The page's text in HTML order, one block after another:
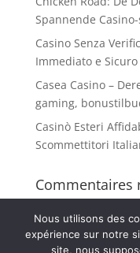
Spannende
Casino Senza
Immediato e Sicuro
Casea Casino –
gaming,
Casinò Esteri
Scommettitori
Commentaires
Nous utilisons des
expérience sur notre
site, nous